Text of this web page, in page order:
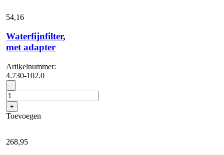
54,16
Waterfijnfilter,
met adapter
Artikelnummer:
4.730-102.0
- Waterfijnfilter,
met
adapter
aantal
+
Toevoegen
268,95